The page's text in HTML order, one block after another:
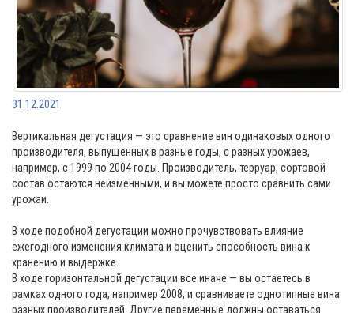
31.12.2021
Вертикальная дегустация — это сравнение вин одинаковых одного
производителя, выпущенных в разные годы, с разных урожаев,
например, с 1999 по 2004 годы. Производитель, терруар, сортовой
состав остаются неизменными, и вы можете просто сравнить сами
урожаи.
В ходе подобной дегустации можно прочувствовать влияние
ежегодного изменения климата и оценить способность вина к
хранению и выдержке.
В ходе горизонтальной дегустации все иначе — вы остаетесь в
рамках одного года, например 2008, и сравниваете однотипные вина
разных производителей. Другие переменные должны оставаться